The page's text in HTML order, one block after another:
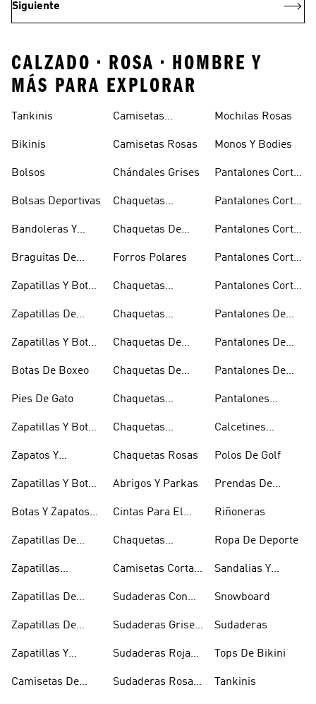
Siguiente
CALZADO • ROSA • HOMBRE Y
MÁS PARA EXPLORAR
Tankinis
Bikinis
Bolsos
Bolsas Deportivas
Bandoleras Y
Hombro
Braguitas De
Zapatillas Y Botas
Zapatillas De
Zapatillas Y Botas
Botas De Boxeo
Pies De Gato
Zapatillas Y Botas
Zapatos Y
Doradas
Zapatillas Y Botas
Botas Y Zapatos
Zapatillas De
Zapatillas
Zapatillas De
Zapatillas De
Zapatillas Y
Camisetas De
Camisetas
Camisetas Rosas
Chándales Grises
Chaquetas
Acolchados
Chaquetas De
Forros Polares
Chaquetas
Chaquetas
Chaquetas De
Chaquetas De
Chaquetas
Chaquetas
Chaquetas Rosas
Abrigos Y Parkas
Cintas Para El
Chaquetas
Camisetas Cortas
Sudaderas Con
Sudaderas Grises
Sudaderas Rojas
Sudaderas Rosas
Mochilas Rosas
Monos Y Bodies
Pantalones Cortos
Pantalones Cortos
Pantalones Cortos
Pantalones Cortos
Pantalones Cortos
Pantalones De
Pantalones De
Pantalones De
Pantalones
Calcetines
Polos De Golf
Prendas De
Riñoneras
Ropa De Deporte
Sandalias Y
Snowboard
Sudaderas
Tops De Bikini
Tankinis